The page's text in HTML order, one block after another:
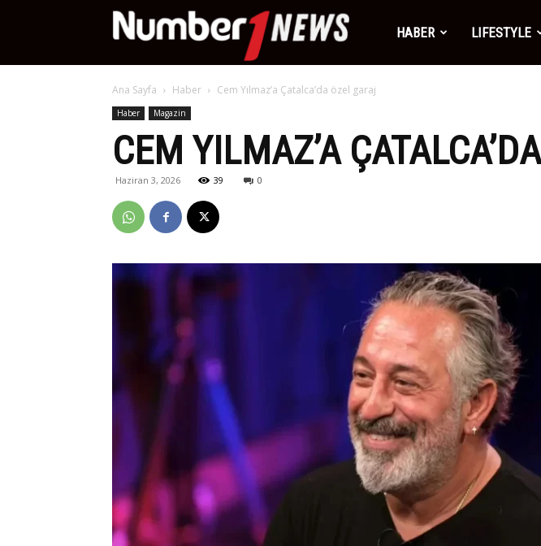
Number1
News
HABER LIFESTYLE
Ana Sayfa Haber Cem Yılmaz’a Çatalca’da özel garaj
Haber Magazin
CEM YILMAZ’A
Haziran 3, 2026 39 0